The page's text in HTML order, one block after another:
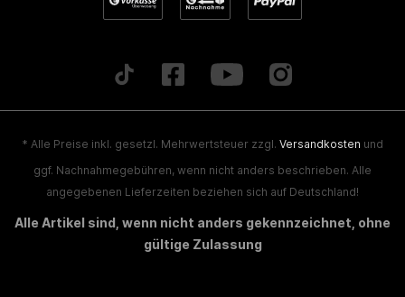
* Alle Preise inkl. gesetzl. Mehrwertsteuer zzgl. Versandkosten und
ggf. Nachnahmegebühren, wenn nicht anders beschrieben. Alle
angegebenen Lieferzeiten beziehen sich auf Deutschland!
Alle Artikel sind, wenn nicht anders gekennzeichnet, ohne
gültige Zulassung